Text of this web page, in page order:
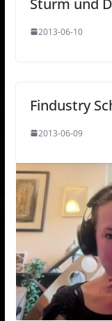
2013-06-10
Findustry
2013-06-09